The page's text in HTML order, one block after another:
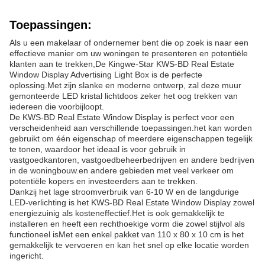
Toepassingen:
Als u een makelaar of ondernemer bent die op zoek is naar een
effectieve manier om uw woningen te presenteren en potentiële
klanten aan te trekken,De Kingwe-Star KWS-BD Real Estate
Window Display Advertising Light Box is de perfecte
oplossing.Met zijn slanke en moderne ontwerp, zal deze muur
gemonteerde LED kristal lichtdoos zeker het oog trekken van
iedereen die voorbijloopt.
De KWS-BD Real Estate Window Display is perfect voor een
verscheidenheid aan verschillende toepassingen.het kan worden
gebruikt om één eigenschap of meerdere eigenschappen tegelijk
te tonen, waardoor het ideaal is voor gebruik in
vastgoedkantoren, vastgoedbeheerbedrijven en andere bedrijven
in de woningbouw.en andere gebieden met veel verkeer om
potentiële kopers en investeerders aan te trekken.
Dankzij het lage stroomverbruik van 6-10 W en de langdurige
LED-verlichting is het KWS-BD Real Estate Window Display zowel
energiezuinig als kosteneffectief.Het is ook gemakkelijk te
installeren en heeft een rechthoekige vorm die zowel stijlvol als
functioneel isMet een enkel pakket van 110 x 80 x 10 cm is het
gemakkelijk te vervoeren en kan het snel op elke locatie worden
ingericht.